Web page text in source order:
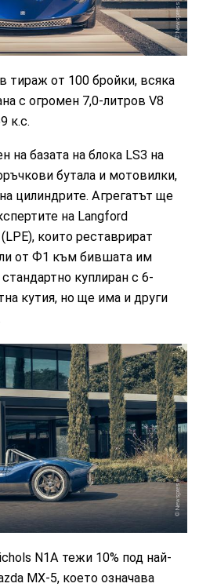
Newspress
тираж от 100 бройки, всяка
с огромен 7,0-литров V8
к.с.
на базата на блока LS3 на
бутала и мотовилки,
цилиндрите. Агрегатът ще
на Langford
които реставрират
от Ф1 към бившата им
куплиран с 6-
кутия, но ще има и други
Newspress
N1A тежи 10% под най-
MX-5, което означава